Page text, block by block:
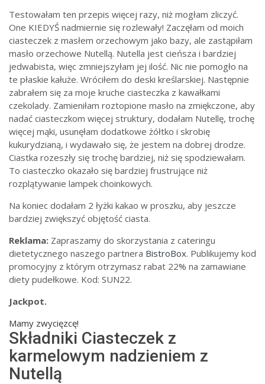
Testowałam ten przepis więcej razy, niż mogłam zliczyć.
One KIEDYŚ nadmiernie się rozlewały! Zaczęłam od moich
ciasteczek z masłem orzechowym jako bazy, ale zastąpiłam
masło orzechowe Nutellą. Nutella jest cieńsza i bardziej
jedwabista, więc zmniejszyłam jej ilość. Nic nie pomogło na
te płaskie kałuże. Wróciłem do deski kreślarskiej. Następnie
zabrałem się za moje kruche ciasteczka z kawałkami
czekolady. Zamieniłam roztopione masło na zmiękczone, aby
nadać ciasteczkom więcej struktury, dodałam Nutellę, trochę
więcej mąki, usunęłam dodatkowe żółtko i skrobię
kukurydzianą, i wydawało się, że jestem na dobrej drodze.
Ciastka rozeszły się trochę bardziej, niż się spodziewałam.
To ciasteczko okazało się bardziej frustrujące niż
rozplątywanie lampek choinkowych.
Na koniec dodałam 2 łyżki kakao w proszku, aby jeszcze
bardziej zwiększyć objętość ciasta.
Reklama: Zapraszamy do skorzystania z cateringu
dietetycznego naszego partnera BistroBox. Publikujemy kod
promocyjny z którym otrzymasz rabat 22% na zamawiane
diety pudełkowe. Kod: SUN22.
Jackpot.
Mamy zwycięzcę!
Składniki Ciasteczek z
karmelowym nadzieniem z
Nutellą